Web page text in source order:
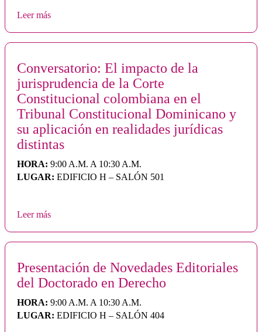
Leer más
Conversatorio: El impacto de la
jurisprudencia de la Corte
Constitucional colombiana en el
Tribunal Constitucional Dominicano y
su aplicación en realidades jurídicas
distintas
HORA: 9:00 A.M. A 10:30 A.M.
LUGAR: EDIFICIO H – SALÓN 501
Leer más
Presentación de Novedades Editoriales
del Doctorado en Derecho
HORA: 9:00 A.M. A 10:30 A.M.
LUGAR: EDIFICIO H – SALÓN 404